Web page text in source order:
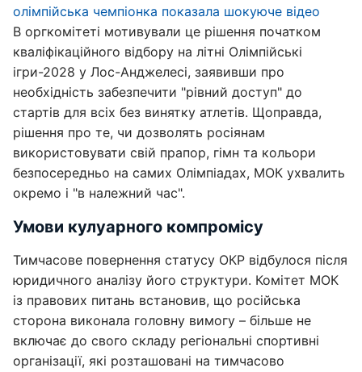
олімпійська чемпіонка показала шокуюче відео
В оргкомітеті мотивували це рішення початком
кваліфікаційного відбору на літні Олімпійські
ігри-2028 у Лос-Анджелесі, заявивши про
необхідність забезпечити "рівний доступ" до
стартів для всіх без винятку атлетів. Щоправда,
рішення про те, чи дозволять росіянам
використовувати свій прапор, гімн та кольори
безпосередньо на самих Олімпіадах, МОК ухвалить
окремо і "в належний час".
Умови кулуарного компромісу
Тимчасове повернення статусу ОКР відбулося після
юридичного аналізу його структури. Комітет МОК
із правових питань встановив, що російська
сторона виконала головну вимогу – більше не
включає до свого складу регіональні спортивні
організації, які розташовані на тимчасово